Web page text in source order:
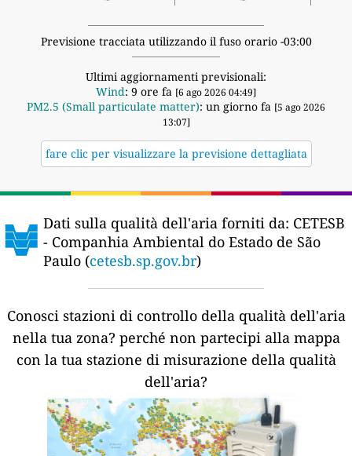
Previsione tracciata utilizzando il fuso orario -03:00
Ultimi aggiornamenti previsionali:
Wind: 9 ore fa [6 ago 2026 04:49]
PM2.5 (Small particulate matter): un giorno fa [5 ago 2026
13:07]
fare clic per visualizzare la previsione dettagliata
Dati sulla qualità dell'aria forniti da: CETESB
- Companhia Ambiental do Estado de São
Paulo (cetesb.sp.gov.br)
Conosci stazioni di controllo della qualità dell'aria
nella tua zona? perché non partecipi alla mappa
con la tua stazione di misurazione della qualità
dell'aria?